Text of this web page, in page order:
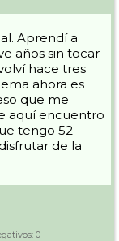
Aprendí a
años sin tocar
hace tres
ahora es
que me
aquí encuentro
tengo 52
de la
0